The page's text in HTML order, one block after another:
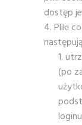
dostęp
Pliki
(po